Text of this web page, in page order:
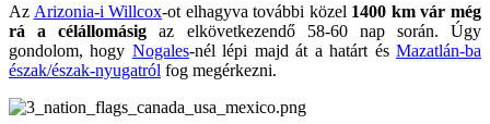
Az Arizonia-i Willcox-ot elhagyva további közel 1400 km vár még
rá a célállomásig az elkövetkezendő 58-60 nap során. Úgy
gondolom, hogy Nogales-nél lépi majd át a határt ésMazatlán-ba
észak/észak-nyugatról fog megérkezni.